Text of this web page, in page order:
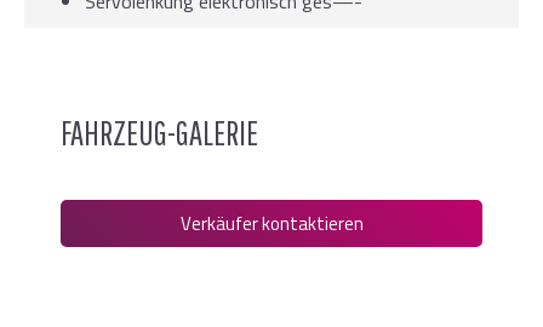
FAHRZEUG-GALERIE
Verkäufer kontaktieren